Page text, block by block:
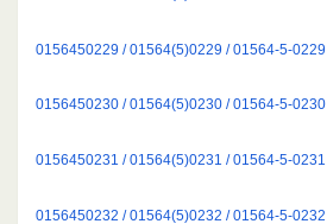
0156450229 / 01564(5)0229 / 01564-5-0229
0156450230 / 01564(5)0230 / 01564-5-0230
0156450231 / 01564(5)0231 / 01564-5-0231
0156450232 / 01564(5)0232 / 01564-5-0232